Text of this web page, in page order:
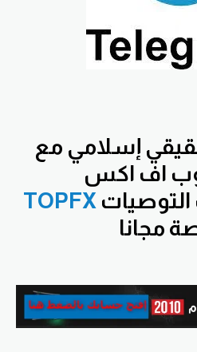
إسلامي مع
اف اكس
TOPFX